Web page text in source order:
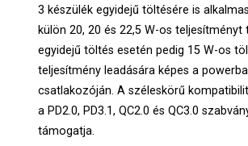
3 készülék egyidejű töltésére is
külön 20, 20 és 22,5 W-os teljesítményt
egyidejű töltés esetén pedig 15 W-os
teljesítmény leadására képes a
csatlakozóján. A széleskörű
a PD2.0, PD3.1, QC2.0 és QC3.0
támogatja.